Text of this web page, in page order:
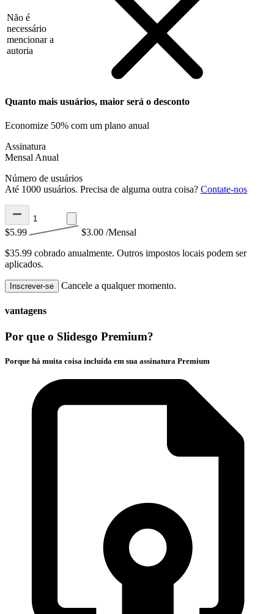
Não é
necessário
mencionar a
autoria
Quanto mais usuários, maior será o desconto
Economize 50% com um plano anual
Assinatura
Mensal Anual
Número de usuários
Até 1000 usuários. Precisa de alguma outra coisa? Contate-nos
$5.99 $3.00 /Mensal
$35.99 cobrado anualmente. Outros impostos locais podem ser
aplicados.
Inscrever-se Cancele a qualquer momento.
vantagens
Por que o Slidesgo Premium?
Porque há muita coisa incluída em sua assinatura Premium